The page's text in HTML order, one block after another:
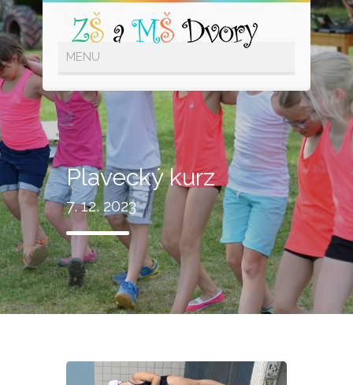
Plavecký kurz
7. 12. 2023